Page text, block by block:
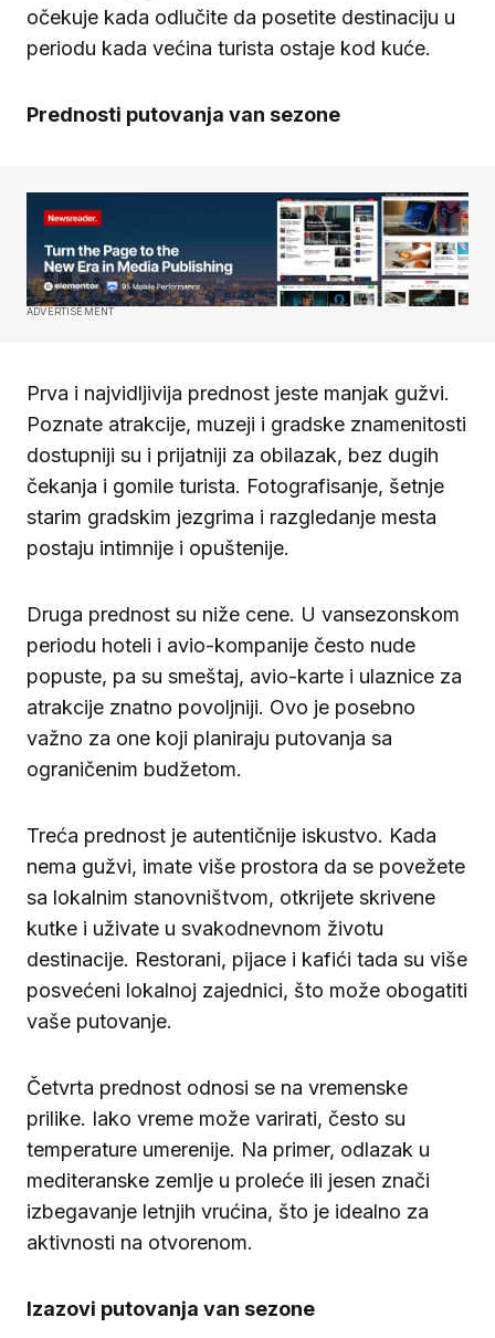
očekuje kada odlučite da posetite destinaciju u
periodu kada većina turista ostaje kod kuće.
Prednosti putovanja van sezone
ADVERTISEMENT
Prva i najvidljivija prednost jeste manjak gužvi.
Poznate atrakcije, muzeji i gradske znamenitosti
dostupniji su i prijatniji za obilazak, bez dugih
čekanja i gomile turista. Fotografisanje, šetnje
starim gradskim jezgrima i razgledanje mesta
postaju intimnije i opuštenije.
Druga prednost su niže cene. U vansezonskom
periodu hoteli i avio-kompanije često nude
popuste, pa su smeštaj, avio-karte i ulaznice za
atrakcije znatno povoljniji. Ovo je posebno
važno za one koji planiraju putovanja sa
ograničenim budžetom.
Treća prednost je autentičnije iskustvo. Kada
nema gužvi, imate više prostora da se povežete
sa lokalnim stanovništvom, otkrijete skrivene
kutke i uživate u svakodnevnom životu
destinacije. Restorani, pijace i kafići tada su više
posvećeni lokalnoj zajednici, što može obogatiti
vaše putovanje.
Četvrta prednost odnosi se na vremenske
prilike. Iako vreme može varirati, često su
temperature umerenije. Na primer, odlazak u
mediteranske zemlje u proleće ili jesen znači
izbegavanje letnjih vrućina, što je idealno za
aktivnosti na otvorenom.
Izazovi putovanja van sezone